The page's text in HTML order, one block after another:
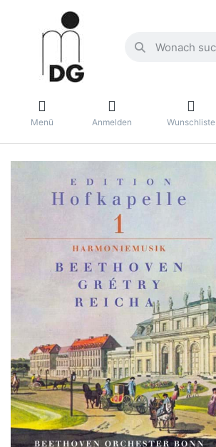
Menü Anmelden Wunschliste